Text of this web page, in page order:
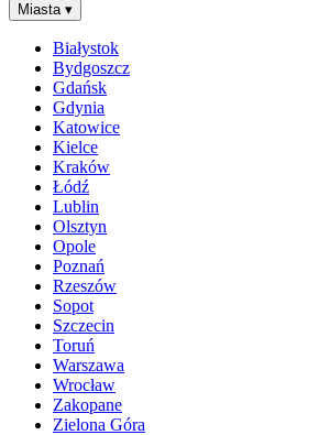
Miasta ▾
Białystok
Bydgoszcz
Gdańsk
Gdynia
Katowice
Kielce
Kraków
Łódź
Lublin
Olsztyn
Opole
Poznań
Rzeszów
Sopot
Szczecin
Toruń
Warszawa
Wrocław
Zakopane
Zielona Góra